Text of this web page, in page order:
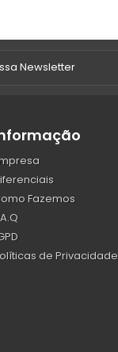
Fazemos
de Privacidade